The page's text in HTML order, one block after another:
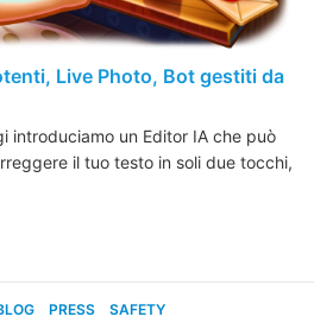
Live Photo, Bot gestiti da
introduciamo un Editor IA che può
il tuo testo in soli due tocchi,
PRESS SAFETY